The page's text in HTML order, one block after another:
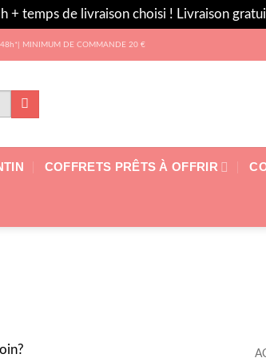
+ temps de livraison choisi ! Livraison
48h*| MINIMUM DE COMMANDE 20 €
COFFRETS PRÊTS À OFFRIR